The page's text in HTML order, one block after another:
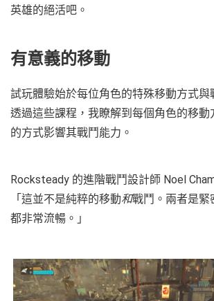
英雄的絕活吧。
有意義的移動
試玩體驗始於每位角色的特殊移動方式與
透過這些課程，我瞭解到每個角色的移動
的方式影響其戰鬥能力。
Rocksteady 的進階戰鬥設計師 Noel
「這並不是純粹的移動和戰鬥。兩者是
都非常流暢。」